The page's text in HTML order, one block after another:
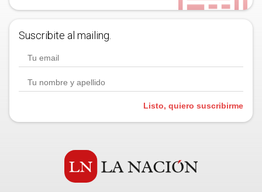
Suscribite al mailing.
Listo, quiero suscribirme